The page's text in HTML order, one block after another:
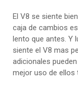
El V8 se siente
caja de cambios
lento que antes. Y
siente el V8 mas
adicionales
mejor uso de ellos